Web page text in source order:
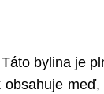
bylina je